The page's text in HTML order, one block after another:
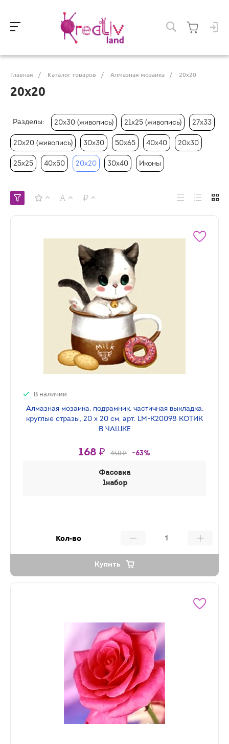
Главная / Каталог товаров / Алмазная мозаика / 20х20
20х20
Разделы: 20х30 (живопись) 21х25 (живопись) 27х33
20х20 (живопись) 30х30 50х65 40х40 20х30
25х25 40х50 20х20 30х40 Иконы
В наличии
Алмазная мозаика, подрамник, частичная выкладка,
круглые стразы, 20 х 20 см, арт. LM-K20098 КОТИК
В ЧАШКЕ
168 ₽ 450 ₽ -63%
Фасовка
1набор
Кол-во
Купить